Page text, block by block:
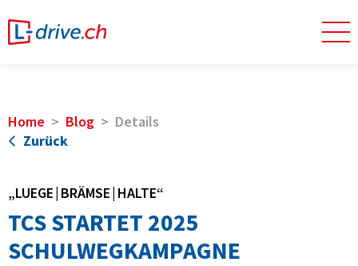
Home Blog
Details
Zurück
„LUEGE | BRÄMSE | HALTE“
TCS STARTET 2025
SCHULWEGKAMPAGNE